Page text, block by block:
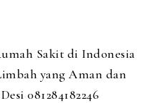
Sakit di Indonesia
yang Aman dan
081284182246